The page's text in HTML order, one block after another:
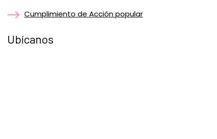
Cumplimiento de Acción popular
Ubícanos